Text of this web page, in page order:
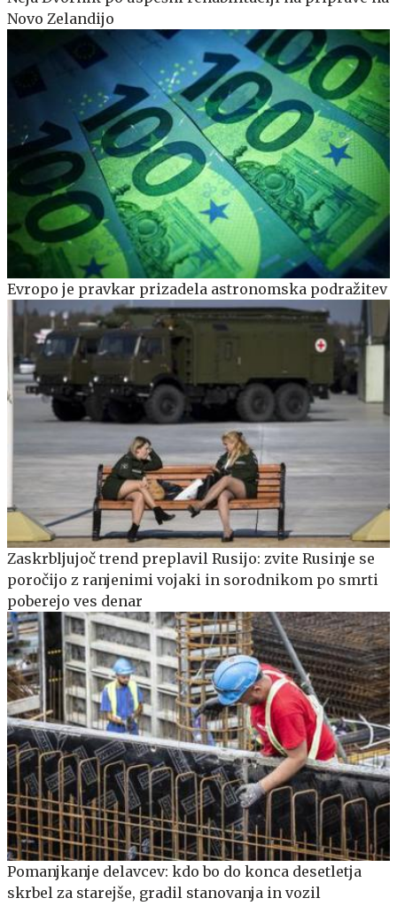
Novo Zelandijo
Evropo je pravkar prizadela astronomska podražitev
Zaskrbljujoč trend preplavil Rusijo: zvite Rusinje se
poročijo z ranjenimi vojaki in sorodnikom po smrti
poberejo ves denar
Pomanjkanje delavcev: kdo bo do konca desetletja
skrbel za starejše, gradil stanovanja in vozil